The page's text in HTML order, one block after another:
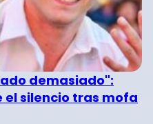
demasiado":
el silencio tras mofa